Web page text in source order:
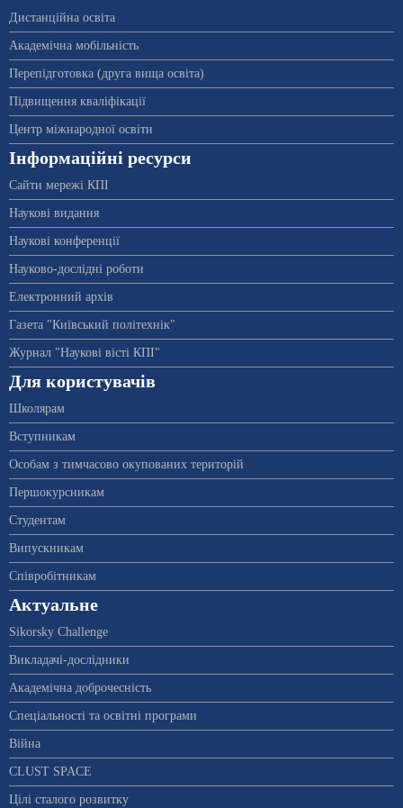
Дистанційна освіта
Академічна мобільність
Перепідготовка (друга вища освіта)
Підвищення кваліфікації
Центр міжнародної освіти
Інформаційні ресурси
Сайти мережі КПІ
Наукові видання
Наукові конференції
Науково-дослідні роботи
Електронний архів
Газета "Київський політехнік"
Журнал "Наукові вісті КПІ"
Для користувачів
Школярам
Вступникам
Особам з тимчасово окупованих територій
Першокурсникам
Студентам
Випускникам
Співробітникам
Актуальне
Sikorsky Challenge
Викладачі-дослідники
Академічна доброчесність
Спеціальності та освітні програми
Війна
CLUST SPACE
Цілі сталого розвитку